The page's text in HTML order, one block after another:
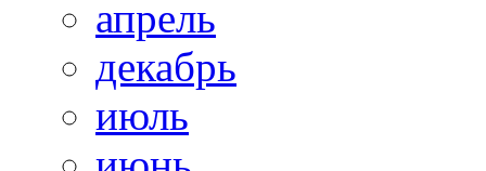
апрель
декабрь
июль